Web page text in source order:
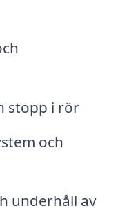
stopp i rör
och
underhåll av